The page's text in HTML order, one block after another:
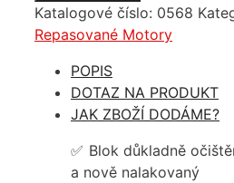
Fiat
Ducato
Euro5
množství
Katalogové číslo: 0568
Repasované Motory
POPIS
DOTAZ NA PRODUKT
JAK ZBOŽÍ DODÁME?
Blok důkladně
a nově nalakovaný